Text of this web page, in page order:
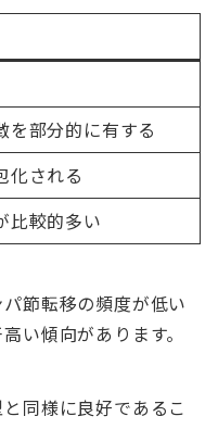
を部分的に有する
化される
比較的多い
節転移の頻度が低い
い傾向があります。
同様に良好であるこ